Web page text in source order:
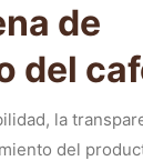
de
del
la
del